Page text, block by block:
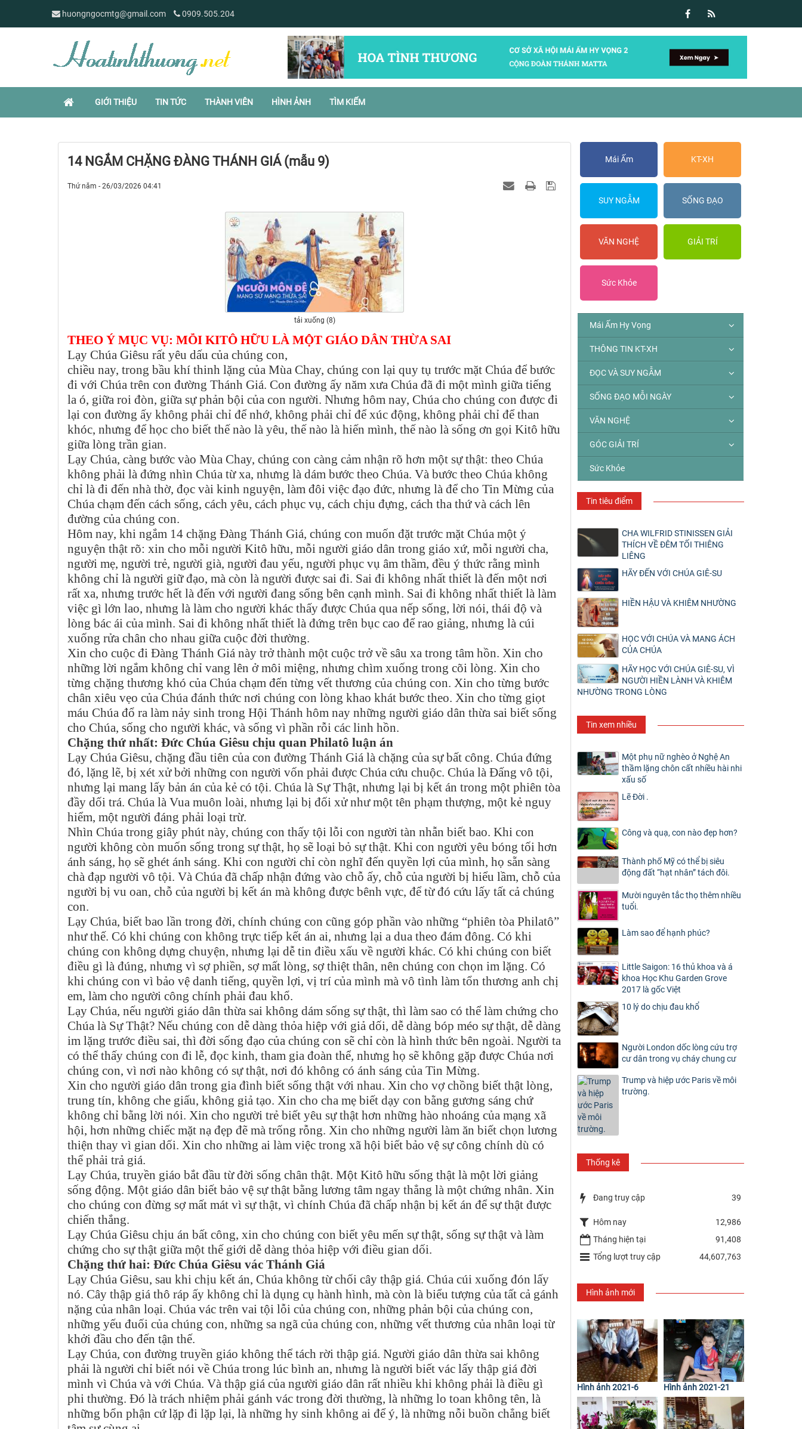
huongngocmtg@gmail.com 0909.505.204
GIỚI THIỆU TIN TỨC THÀNH VIÊN HÌNH ẢNH TÌM KIẾM
14 NGẮM CHẶNG ĐÀNG THÁNH GIÁ (mẫu 9)
Thứ năm - 26/03/2026 04:41
tải xuống (8)
THEO Ý MỤC VỤ: MỖI KITÔ HỮU LÀ MỘT GIÁO DÂN THỪA SAI
Lạy Chúa Giêsu rất yêu dấu của chúng con,
chiều nay, trong bầu khí thinh lặng của Mùa Chay, chúng con lại quy tụ trước mặt Chúa để bước
đi với Chúa trên con đường Thánh Giá. Con đường ấy năm xưa Chúa đã đi một mình giữa tiếng
la ó, giữa roi đòn, giữa sự phản bội của con người. Nhưng hôm nay, Chúa cho chúng con được đi
lại con đường ấy không phải chỉ để nhớ, không phải chỉ để xúc động, không phải chỉ để than
khóc, nhưng để học cho biết thế nào là yêu, thế nào là hiến mình, thế nào là sống ơn gọi Kitô hữu
giữa lòng trần gian.
Lạy Chúa, càng bước vào Mùa Chay, chúng con càng cảm nhận rõ hơn một sự thật: theo Chúa
không phải là đứng nhìn Chúa từ xa, nhưng là dám bước theo Chúa. Và bước theo Chúa không
chỉ là đi đến nhà thờ, đọc vài kinh nguyện, làm đôi việc đạo đức, nhưng là để cho Tin Mừng của
Chúa chạm đến cách sống, cách yêu, cách phục vụ, cách chịu đựng, cách tha thứ và cách lên
đường của chúng con.
Hôm nay, khi ngắm 14 chặng Đàng Thánh Giá, chúng con muốn đặt trước mặt Chúa một ý
nguyện thật rõ: xin cho mỗi người Kitô hữu, mỗi người giáo dân trong giáo xứ, mỗi người cha,
người mẹ, người trẻ, người già, người đau yếu, người phục vụ âm thầm, đều ý thức rằng mình
không chỉ là người giữ đạo, mà còn là người được sai đi. Sai đi không nhất thiết là đến một nơi
rất xa, nhưng trước hết là đến với người đang sống bên cạnh mình. Sai đi không nhất thiết là làm
việc gì lớn lao, nhưng là làm cho người khác thấy được Chúa qua nếp sống, lời nói, thái độ và
lòng bác ái của mình. Sai đi không nhất thiết là đứng trên bục cao để rao giảng, nhưng là cúi
xuống rửa chân cho nhau giữa cuộc đời thường.
Xin cho cuộc đi Đàng Thánh Giá này trở thành một cuộc trở về sâu xa trong tâm hồn. Xin cho
những lời ngắm không chỉ vang lên ở môi miệng, nhưng chìm xuống trong cõi lòng. Xin cho
từng chặng thương khó của Chúa chạm đến từng vết thương của chúng con. Xin cho từng bước
chân xiêu vẹo của Chúa đánh thức nơi chúng con lòng khao khát bước theo. Xin cho từng giọt
máu Chúa đổ ra làm nảy sinh trong Hội Thánh hôm nay những người giáo dân thừa sai biết sống
cho Chúa, sống cho người khác, và sống vì phần rỗi các linh hồn.
Chặng thứ nhất: Đức Chúa Giêsu chịu quan Philatô luận án
Lạy Chúa Giêsu, chặng đầu tiên của con đường Thánh Giá là chặng của sự bất công. Chúa đứng
đó, lặng lẽ, bị xét xử bởi những con người vốn phải được Chúa cứu chuộc. Chúa là Đấng vô tội,
nhưng lại mang lấy bản án của kẻ có tội. Chúa là Sự Thật, nhưng lại bị kết án trong một phiên tòa
đầy dối trá. Chúa là Vua muôn loài, nhưng lại bị đối xử như một tên phạm thượng, một kẻ nguy
hiểm, một người đáng phải loại trừ.
Nhìn Chúa trong giây phút này, chúng con thấy tội lỗi con người tàn nhẫn biết bao. Khi con
người không còn muốn sống trong sự thật, họ sẽ loại bỏ sự thật. Khi con người yêu bóng tối hơn
ánh sáng, họ sẽ ghét ánh sáng. Khi con người chỉ còn nghĩ đến quyền lợi của mình, họ sẵn sàng
chà đạp người vô tội. Và Chúa đã chấp nhận đứng vào chỗ ấy, chỗ của người bị hiểu lầm, chỗ của
người bị vu oan, chỗ của người bị kết án mà không được bênh vực, để từ đó cứu lấy tất cả chúng
con.
Lạy Chúa, biết bao lần trong đời, chính chúng con cũng góp phần vào những “phiên tòa Philatô”
như thế. Có khi chúng con không trực tiếp kết án ai, nhưng lại a dua theo đám đông. Có khi
chúng con không dựng chuyện, nhưng lại dễ tin điều xấu về người khác. Có khi chúng con biết
điều gì là đúng, nhưng vì sợ phiền, sợ mất lòng, sợ thiệt thân, nên chúng con chọn im lặng. Có
khi chúng con vì bảo vệ danh tiếng, quyền lợi, vị trí của mình mà vô tình làm tổn thương anh chị
em, làm cho người công chính phải đau khổ.
Lạy Chúa, nếu người giáo dân thừa sai không dám sống sự thật, thì làm sao có thể làm chứng cho
Chúa là Sự Thật? Nếu chúng con dễ dàng thỏa hiệp với giả dối, dễ dàng bóp méo sự thật, dễ dàng
im lặng trước điều sai, thì đời sống đạo của chúng con sẽ chỉ còn là hình thức bên ngoài. Người ta
có thể thấy chúng con đi lễ, đọc kinh, tham gia đoàn thể, nhưng họ sẽ không gặp được Chúa nơi
chúng con, vì nơi nào không có sự thật, nơi đó không có ánh sáng của Tin Mừng.
Xin cho người giáo dân trong gia đình biết sống thật với nhau. Xin cho vợ chồng biết thật lòng,
trung tín, không che giấu, không giả tạo. Xin cho cha mẹ biết dạy con bằng gương sáng chứ
không chỉ bằng lời nói. Xin cho người trẻ biết yêu sự thật hơn những hào nhoáng của mạng xã
hội, hơn những chiếc mặt nạ đẹp đẽ mà trống rỗng. Xin cho những người làm ăn biết chọn lương
thiện thay vì gian dối. Xin cho những ai làm việc trong xã hội biết bảo vệ sự công chính dù có
thể phải trả giá.
Lạy Chúa, truyền giáo bắt đầu từ đời sống chân thật. Một Kitô hữu sống thật là một lời giảng
sống động. Một giáo dân biết bảo vệ sự thật bằng lương tâm ngay thẳng là một chứng nhân. Xin
cho chúng con đừng sợ mất mát vì sự thật, vì chính Chúa đã chấp nhận bị kết án để sự thật được
chiến thắng.
Lạy Chúa Giêsu chịu án bất công, xin cho chúng con biết yêu mến sự thật, sống sự thật và làm
chứng cho sự thật giữa một thế giới dễ dàng thỏa hiệp với điều gian dối.
Chặng thứ hai: Đức Chúa Giêsu vác Thánh Giá
Lạy Chúa Giêsu, sau khi chịu kết án, Chúa không từ chối cây thập giá. Chúa cúi xuống đón lấy
nó. Cây thập giá thô ráp ấy không chỉ là dụng cụ hành hình, mà còn là biểu tượng của tất cả gánh
nặng của nhân loại. Chúa vác trên vai tội lỗi của chúng con, những phản bội của chúng con,
những yếu đuối của chúng con, những sa ngã của chúng con, những vết thương của nhân loại từ
khởi đầu cho đến tận thế.
Lạy Chúa, con đường truyền giáo không thể tách rời thập giá. Người giáo dân thừa sai không
phải là người chỉ biết nói về Chúa trong lúc bình an, nhưng là người biết vác lấy thập giá đời
mình vì Chúa và với Chúa. Và thập giá của người giáo dân rất nhiều khi không phải là điều gì
phi thường. Đó là trách nhiệm phải gánh vác trong đời thường, là những lo toan không tên, là
những bổn phận cứ lặp đi lặp lại, là những hy sinh không ai để ý, là những nỗi buồn chẳng biết
Mái Ấm KT-XH
SUY NGẪM SỐNG ĐẠO
VĂN NGHỆ GIẢI TRÍ
Sức Khỏe
Mái Ấm Hy Vọng
THÔNG TIN KT-XH
ĐỌC VÀ SUY NGẪM
SỐNG ĐẠO MỖI NGÀY
VĂN NGHỆ
GÓC GIẢI TRÍ
Sức Khỏe
Tin tiêu điểm
CHA WILFRID STINISSEN GIẢI
THÍCH VỀ ĐÊM TỐI THIÊNG
LIÊNG
HÃY ĐẾN VỚI CHÚA GIÊ-SU
HIỀN HẬU VÀ KHIÊM NHƯỜNG
HỌC VỚI CHÚA VÀ MANG ÁCH
CỦA CHÚA
HÃY HỌC VỚI CHÚA GIÊ-SU, VÌ
NGƯỜI HIỀN LÀNH VÀ KHIÊM
NHƯỜNG TRONG LÒNG
Tin xem nhiều
Một phụ nữ nghèo ở Nghệ An
thầm lặng chôn cất nhiều hài nhi
xấu số
Lẽ Đời .
Công và quạ, con nào đẹp hơn?
Thành phố Mỹ có thể bị siêu
động đất “hạt nhân” tách đôi.
Mười nguyên tắc thọ thêm nhiều
tuổi.
Làm sao để hạnh phúc?
Little Saigon: 16 thủ khoa và á
khoa Học Khu Garden Grove
2017 là gốc Việt
10 lý do chịu đau khổ
Người London dốc lòng cứu trợ
cư dân trong vụ cháy chung cư
Trump và hiệp ước Paris về môi
trường.
Thống kê
Đang truy cập 39
Hôm nay
12,986
Tháng hiện tại
91,408
Tổng lượt truy cập
44,607,763
Hình ảnh mới
Hình ảnh 2021-6 Hình ảnh 2021-21